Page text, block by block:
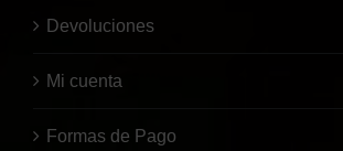
Devoluciones
Mi cuenta
Formas de Pago